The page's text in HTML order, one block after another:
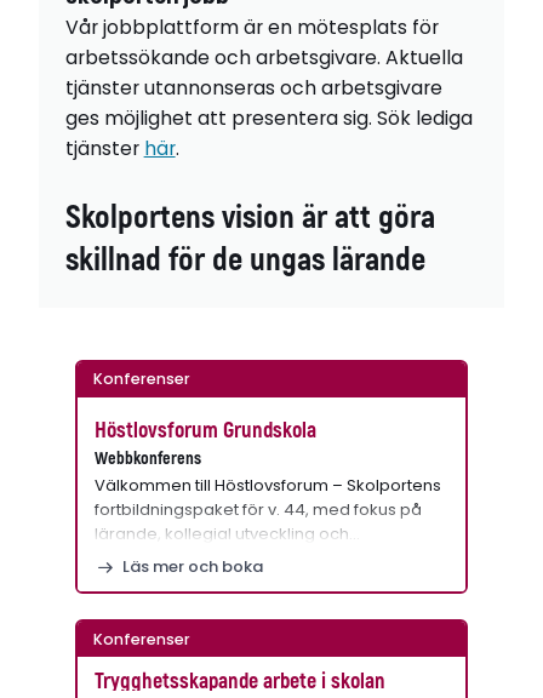
Vår jobbplattform är en mötesplats för
arbetssökande och arbetsgivare. Aktuella
tjänster utannonseras och arbetsgivare
ges möjlighet att presentera sig. Sök lediga
tjänster här.
Skolportens vision är att göra
skillnad för de ungas lärande
Konferenser
Höstlovsforum Grundskola
Webbkonferens
Välkommen till Höstlovsforum – Skolportens
fortbildningspaket för v. 44, med fokus på
lärande, kollegial utveckling och…
Läs mer och boka
Konferenser
Trygghetsskapande arbete i skolan